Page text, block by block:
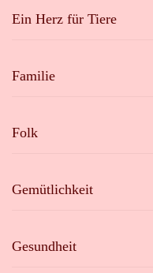
Ein Herz für Tiere
Familie
Folk
Gemütlichkeit
Gesundheit